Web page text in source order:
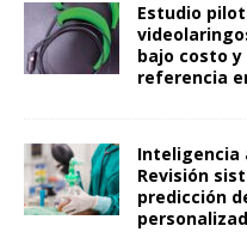
Estudio
bajo costo
referencia
Inteligencia
Revisión
predicción